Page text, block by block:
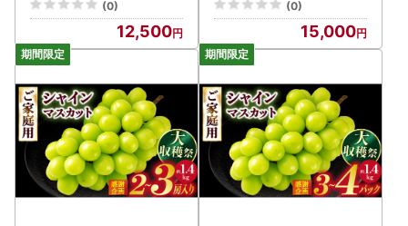
スカット マスカット ぶど
う ブドウ 葡萄 果物 フルー
ツ 新鮮 くだもの 国産 ギフ
ト お裾分け 旬 人気 種なし
皮ごと食べられる ジュー
シー 糖度が高い 季節限定
おすすめ 旬の果物 香川 香
川県 三木町 |_mk006-14
(0)
12,500
萄 果物 フルーツ 新鮮 くだ
もの 国産 ギフト お裾分け
旬 人気 種なし 皮ごと食べ
られる ジューシー 糖度が
高い 季節限定 おすすめ 旬
の果物 香川 香川県 三木町
|_mk006-148
(0)
15,000